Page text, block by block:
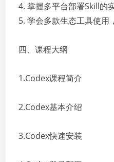
4. 掌握多平台部署Skill的
5. 学会多款生态工具使用
四、课程大纲
1.Codex课程简介
2.Codex基本介绍
3.Codex快速安装